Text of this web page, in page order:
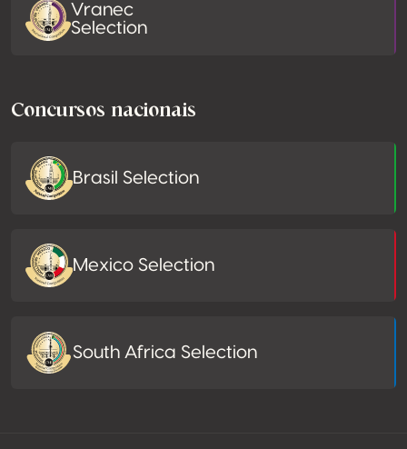
Vranec
Selection
Concursos nacionais
Brasil Selection
Mexico Selection
South Africa Selection